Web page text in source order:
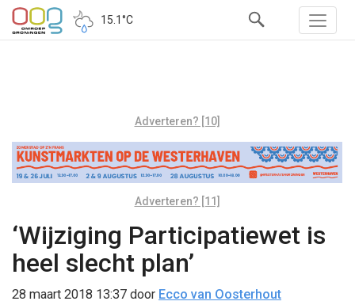
15.1°C
Adverteren? [10]
Adverteren? [11]
‘Wijziging Participatiewet is
heel slecht plan’
28 maart 2018 13:37 door Ecco van Oosterhout